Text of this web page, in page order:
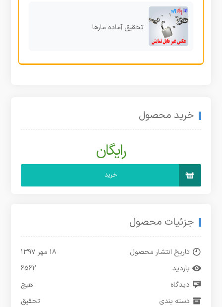
تحقیق آماده مارها
خرید محصول
رایگان
خرید
جزئیات محصول
تاریخ انتشار محصول
۱۸ مهر ۱۳۹۷
بازدید
6562
دیدگاه
هیچ
دسته بندی
تحقیق